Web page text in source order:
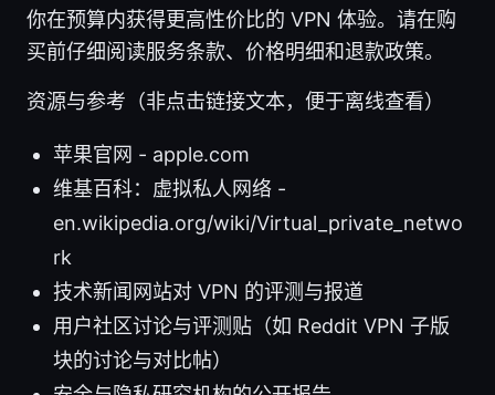
你在预算内获得更高性价比的 VPN 体验。请在购
买前仔细阅读服务条款、价格明细和退款政策。
资源与参考（非点击链接文本，便于离线查看）
苹果官网 - apple.com
维基百科：虚拟私人网络 -
en.wikipedia.org/wiki/Virtual_private_netwo
rk
技术新闻网站对 VPN 的评测与报道
用户社区讨论与评测贴（如 Reddit VPN 子版
块的讨论与对比帖）